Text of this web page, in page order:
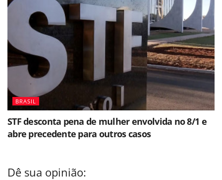
BRASIL
STF desconta pena de mulher envolvida no 8/1 e
abre precedente para outros casos
Dê sua opinião: